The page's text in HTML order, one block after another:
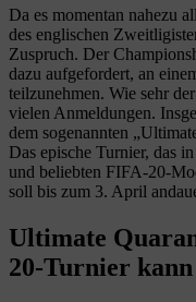
Da es momentan nahezu
des englischen
Zuspruch. Der
dazu aufgefordert, an
teilzunehmen. Wie sehr
vielen Anmeldungen.
dem sogenannten
Das epische Turnier, das
und beliebten FIFA-20-
soll bis zum 3. April
Ultimate
20-Turnier